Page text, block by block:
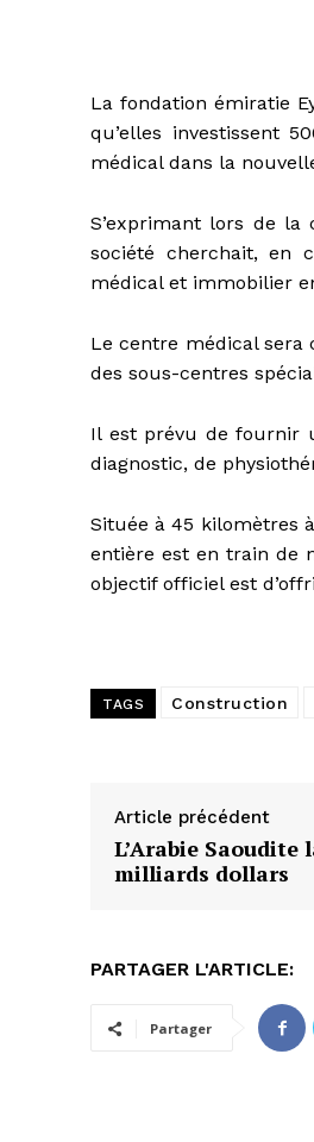
La fondation émiratie
qu’elles investissent
médical dans la
S’exprimant lors de la
société cherchait, en
médical et immobilier
Le centre médical
des sous-centres
Il est prévu de fournir
diagnostic, de
Située à 45 kilomètres
entière est en train de
objectif officiel est
TAGS Construction
Article précédent
L’Arabie Saoudite
milliards dollars
PARTAGER L'ARTICLE:
Partager